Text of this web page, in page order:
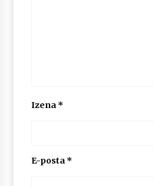
Izena *
E-posta *